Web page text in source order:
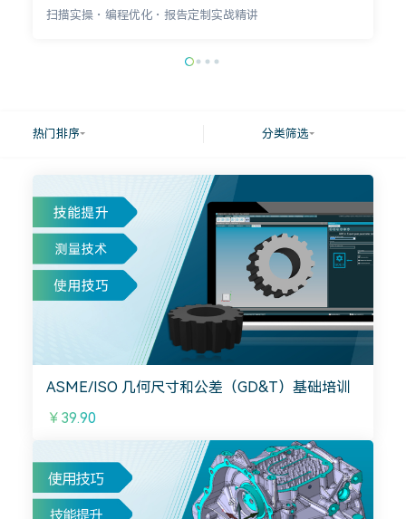
扫描实操・编程优化・报告定制实战精讲
热门排序 分类筛选
ASME/ISO 几何尺寸和公差（GD&T）基础培训
￥39.90